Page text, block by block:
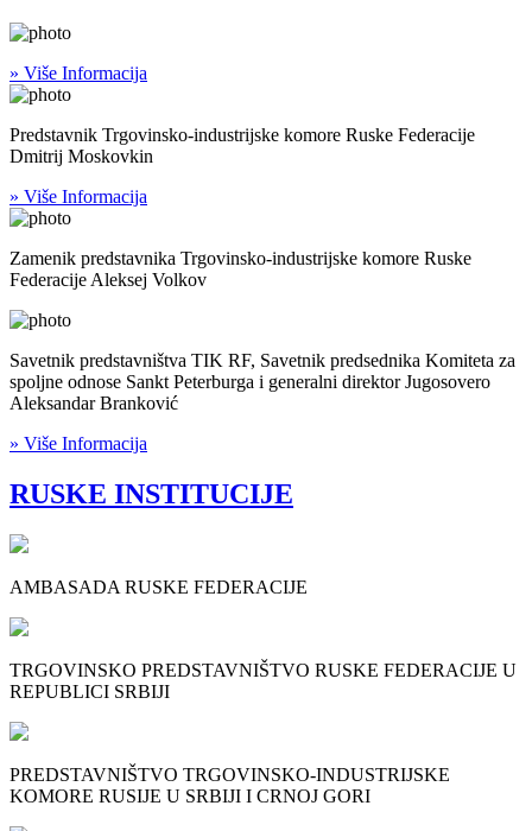
» Više Informacija
Predstavnik Trgovinsko-industrijske komore Ruske Federacije
Dmitrij Moskovkin
» Više Informacija
Zamenik predstavnika Trgovinsko-industrijske komore Ruske
Federacije Aleksej Volkov
Savetnik predstavništva TIK RF, Savetnik predsednika Komiteta za
spoljne odnose Sankt Peterburga i generalni direktor Jugosovero
Aleksandar Branković
» Više Informacija
RUSKE INSTITUCIJE
AMBASADA RUSKE FEDERACIJE
TRGOVINSKO PREDSTAVNIŠTVO RUSKE FEDERACIJE U
REPUBLICI SRBIJI
PREDSTAVNIŠTVO TRGOVINSKO-INDUSTRIJSKE
KOMORE RUSIJE U SRBIJI I CRNOJ GORI